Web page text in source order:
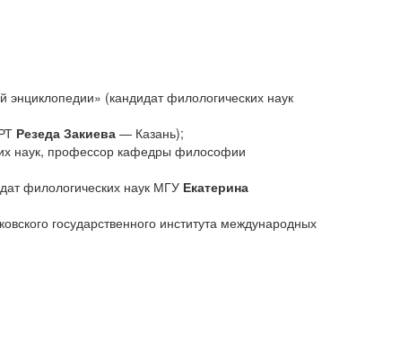
(кандидат филологических наук
Резеда Закиева — Казань);
наук, профессор кафедры философии
филологических наук МГУ Екатерина
государственного института международных